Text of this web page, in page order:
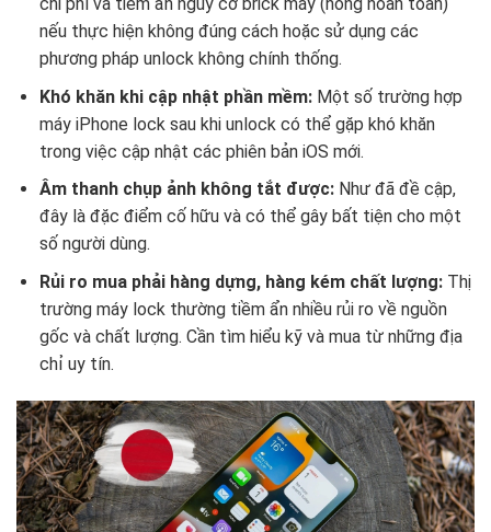
nếu thực hiện không đúng cách hoặc sử dụng các
phương pháp unlock không chính thống.
Khó khăn khi cập nhật phần mềm:Một số trường hợp
máy iPhone lock sau khi unlock có thể gặp khó khăn
trong việc cập nhật các phiên bản iOS mới.
Âm thanh chụp ảnh không tắt được:Như đã đề cập,
đây là đặc điểm cố hữu và có thể gây bất tiện cho một
số người dùng.
Rủi ro mua phải hàng dựng, hàng kém chất lượng:Thị
trường máy lock thường tiềm ẩn nhiều rủi ro về nguồn
gốc và chất lượng. Cần tìm hiểu kỹ và mua từ những địa
chỉ uy tín.